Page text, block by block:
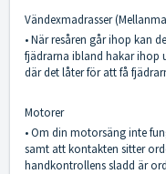
Vändexmadrasser
• När resåren går ihop kan
fjädrarna ibland hakar ihop
där det låter för att få
Motorer
• Om din motorsäng inte
samt att kontakten sitter
handkontrollens sladd är